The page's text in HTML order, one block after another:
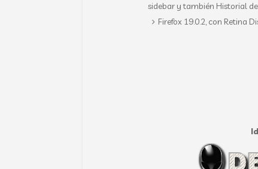
sidebar y también Historial
Firefox 19.0.2, con Retina